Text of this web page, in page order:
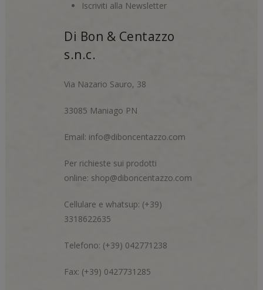
Iscriviti alla Newsletter
Di Bon & Centazzo
s.n.c.
Via Nazario Sauro, 38
33085 Maniago PN
Email: info@diboncentazzo.com
Per richieste sui prodotti
online: shop@diboncentazzo.com
Cellulare e whatsup: (+39)
3318622635
Telefono: (+39) 042771238
Fax: (+39) 0427731285